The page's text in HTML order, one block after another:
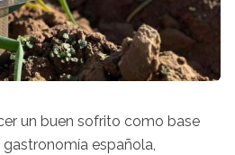
un buen sofrito como base
española,